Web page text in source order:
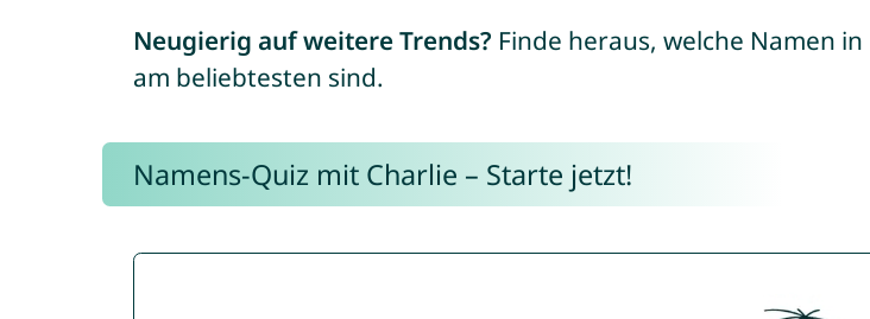
Neugierig auf weitere Trends? Finde heraus, welche Namen in
am beliebtesten sind.
Namens-Quiz mit Charlie – Starte jetzt!